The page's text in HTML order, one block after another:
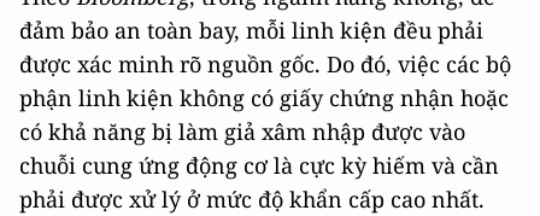
đảm bảo an toàn bay, mỗi linh kiện đều phải
được xác minh rõ nguồn gốc. Do đó, việc các bộ
phận linh kiện không có giấy chứng nhận hoặc
có khả năng bị làm giả xâm nhập được vào
chuỗi cung ứng động cơ là cực kỳ hiếm và cần
phải được xử lý ở mức độ khẩn cấp cao nhất.